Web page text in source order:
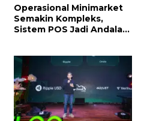
Operasional Minimarket
Semakin Kompleks,
Sistem POS Jadi Andalan